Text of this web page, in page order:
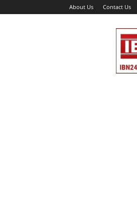
About Us Contact Us